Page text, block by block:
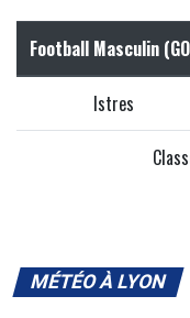
Football Masculin
Istres
MÉTÉO À LYON